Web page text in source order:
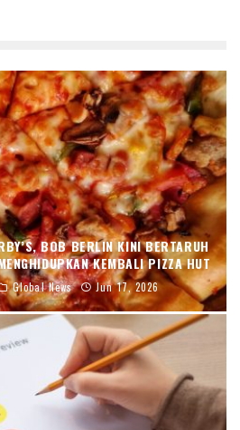
BOB BERLIN KINI BERTARUH
KEMBALI PIZZA HUT
Global News Jun 17, 2026